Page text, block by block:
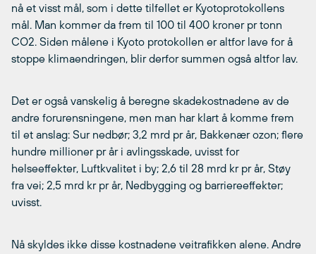
nå et visst mål, som i dette tilfellet er Kyotoprotokollens
mål. Man kommer da frem til 100 til 400 kroner pr tonn
CO2. Siden målene i Kyoto protokollen er altfor lave for å
stoppe klimaendringen, blir derfor summen også altfor lav.
Det er også vanskelig å beregne skadekostnadene av de
andre forurensningene, men man har klart å komme frem
til et anslag: Sur nedbør; 3,2 mrd pr år, Bakkenær ozon; flere
hundre millioner pr år i avlingsskade, uvisst for
helseeffekter, Luftkvalitet i by; 2,6 til 28 mrd kr pr år, Støy
fra vei; 2,5 mrd kr pr år, Nedbygging og barriereeffekter;
uvisst.
Nå skyldes ikke disse kostnadene veitrafikken alene. Andre